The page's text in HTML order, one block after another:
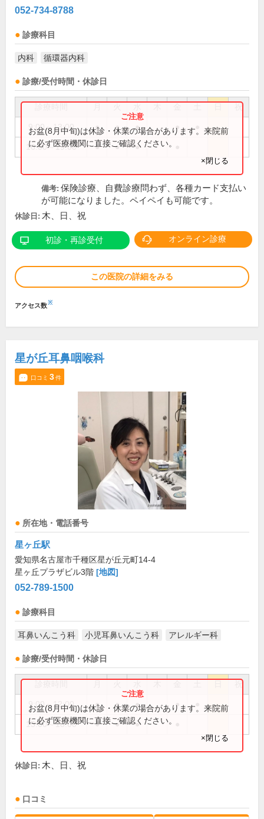
052-734-8788
診療科目
内科 循環器内科
診療/受付時間・休診日
祝
9:00～13:00 ● ● ● ●
16:00～19:00 ● ● ●
お盆(8月中旬)は休診・休業の場合があります。来院前
に必ず医療機関に直接ご確認ください。
×閉じる
備考: 保険診療、自費診療問わず、各種カード支払い
が可能になりました。ペイペイも可能です。
休診日: 木、日、祝
初診・再診受付 オンライン診療
この医院の詳細をみる
アクセス数※
星が丘耳鼻咽喉科
口コミ 3件
所在地・電話番号
星ヶ丘駅
愛知県名古屋市千種区星が丘元町14-4
星ヶ丘プラザビル3階 [地図]
052-789-1500
診療科目
耳鼻いんこう科 小児耳鼻いんこう科 アレルギー科
診療/受付時間・休診日
祝
9:00～12:00 ● ● ● ●
15:00～18:00 ● ● ●
お盆(8月中旬)は休診・休業の場合があります。来院前
に必ず医療機関に直接ご確認ください。
×閉じる
休診日: 木、日、祝
口コミ